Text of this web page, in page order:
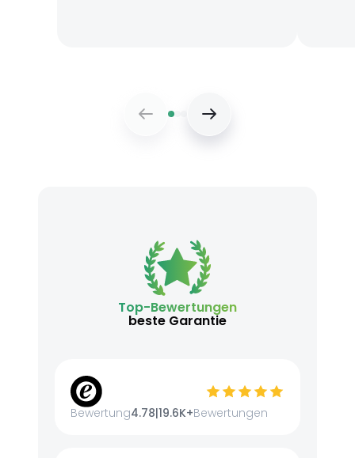
Top-Bewertungen
beste Garantie
Bewertung4.78|19.6K+Bewertungen